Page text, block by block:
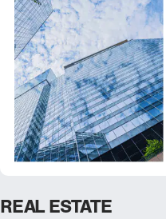
REAL ESTATE